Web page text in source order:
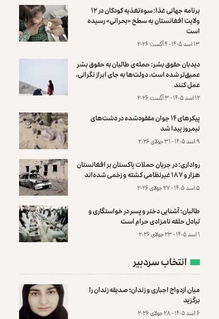
برنامه جهانی غذا: سوءتغذیه کودکان در ۱۲
ولایت افغانستان به سطح «بحرانی» رسیده
است
۱۳ اسد ۱۴۰۵ - ۴ آگست ۲۰۲۶
دیدبان حقوق بشر: حمله‌ی طالبان به حقوق بشر
عمیق‌تر شده است، دولت‌ها به جای ابراز نگرانی،
عمل کنند
۱۲ اسد ۱۴۰۵ - ۳ آگست ۲۰۲۶
پیکرهای ۱۴ جوان مفقودشده در دشت‌های
نیمروز پیدا شد
۹ اسد ۱۴۰۵ - ۳۱ جولای ۲۰۲۶
رواداری: در جریان حملات پاکستان بر افغانستان
هزار و ۱۸۷ غیرنظامی کشته و زخمی شده‌اند
۵ اسد ۱۴۰۵ - ۲۷ جولای ۲۰۲۶
طالبان: آشنایی دختر و پسر در خواستگاری و
تبادل حلقه نامزادی حرام است
۱ اسد ۱۴۰۵ - ۲۳ جولای ۲۰۲۶
انتخاب سردبیر
میان ازدواج اجباری و زندان؛ صدیقه زندان را
برگزید
۶ اسد ۱۴۰۵ - ۲۸ جولای ۲۰۲۶